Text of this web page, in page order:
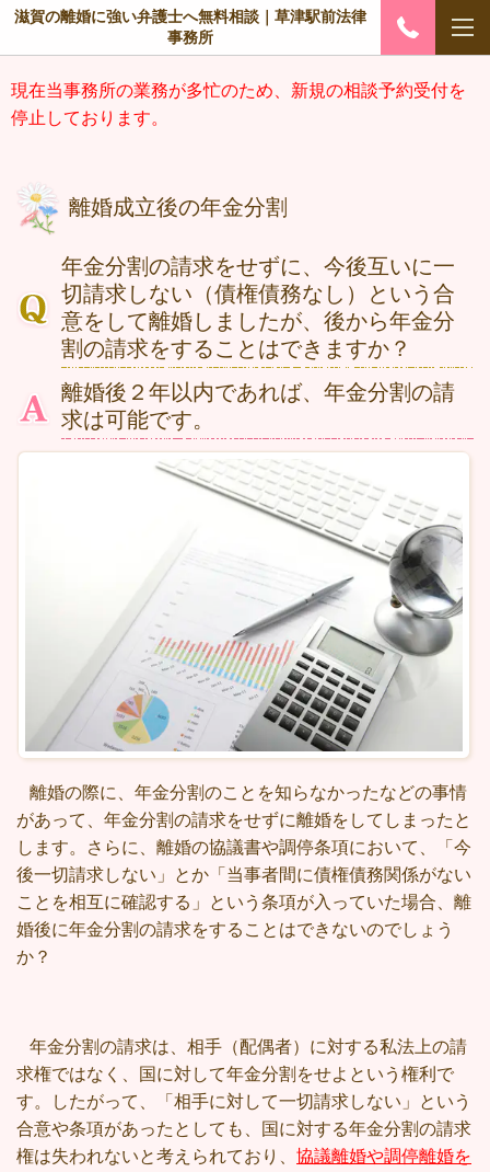
滋賀の離婚に強い弁護士へ無料相談｜草津駅前法律
事務所
現在当事務所の業務が多忙のため、新規の相談予約受付を
停止しております。
離婚成立後の年金分割
年金分割の請求をせずに、今後互いに一
切請求しない（債権債務なし）という合
意をして離婚しましたが、後から年金分
割の請求をすることはできますか？
離婚後２年以内であれば、年金分割の請
求は可能です。
離婚の際に、年金分割のことを知らなかったなどの事情
があって、年金分割の請求をせずに離婚をしてしまったと
します。さらに、離婚の協議書や調停条項において、「今
後一切請求しない」とか「当事者間に債権債務関係がない
ことを相互に確認する」という条項が入っていた場合、離
婚後に年金分割の請求をすることはできないのでしょう
か？
年金分割の請求は、相手（配偶者）に対する私法上の請
求権ではなく、国に対して年金分割をせよという権利で
す。したがって、「相手に対して一切請求しない」という
合意や条項があったとしても、国に対する年金分割の請求
権は失われないと考えられており、 協議離婚や調停離婚を